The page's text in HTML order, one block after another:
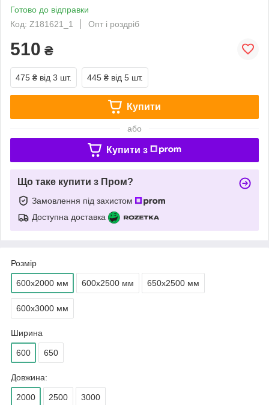
Готово до відправки
Код: Z181621_1
Опт і роздріб
510 ₴
475 ₴ від 3 шт. 445 ₴ від 5 шт.
Купити
або
Купити з
Що таке купити з Пром?
Замовлення під захистом
Доступна доставка
Розмір
600х2000 мм 600х2500 мм 650х2500 мм
600х3000 мм
Ширина
600 650
Довжина:
2000 2500 3000